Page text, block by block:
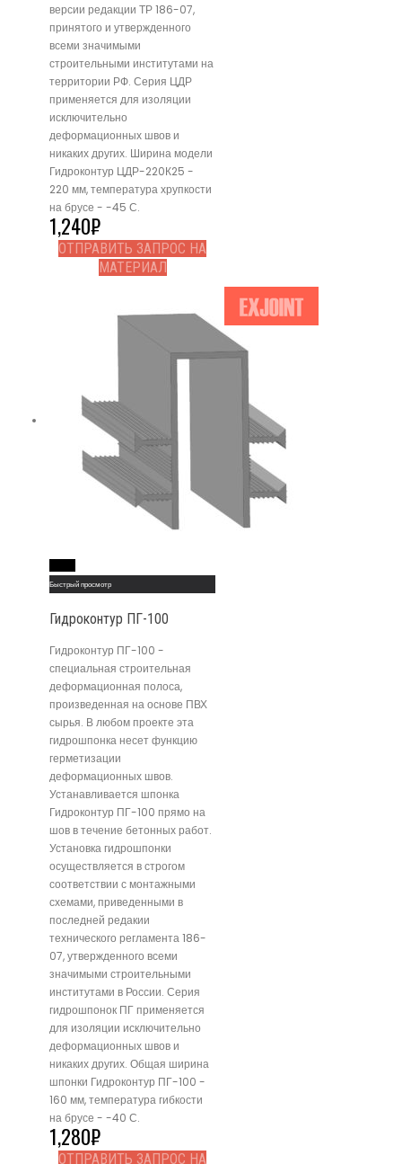
версии редакции ТР 186-07,
принятого и утвержденного
всеми значимыми
строительными институтами на
территории РФ. Серия ЦДР
применяется для изоляции
исключительно
деформационных швов и
никаких других. Ширина модели
Гидроконтур ЦДР-220К25 -
220 мм, температура хрупкости
на брусе - -45 С.
1,240₽
ОТПРАВИТЬ ЗАПРОС НА
МАТЕРИАЛ
Быстрый просмотр
Гидроконтур ПГ-100
Гидроконтур ПГ-100 -
специальная строительная
деформационная полоса,
произведенная на основе ПВХ
сырья. В любом проекте эта
гидрошпонка несет функцию
герметизации
деформационных швов.
Устанавливается шпонка
Гидроконтур ПГ-100 прямо на
шов в течение бетонных работ.
Установка гидрошпонки
осуществляется в строгом
соответствии с монтажными
схемами, приведенными в
последней редакии
технического регламента 186-
07, утвержденного всеми
значимыми строительными
институтами в России. Серия
гидрошпонок ПГ применяется
для изоляции исключительно
деформационных швов и
никаких других. Общая ширина
шпонки Гидроконтур ПГ-100 -
160 мм, температура гибкости
на брусе - -40 С.
1,280₽
ОТПРАВИТЬ ЗАПРОС НА